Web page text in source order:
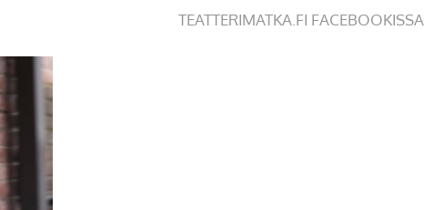
TEATTERIMATKA.FI FACEBOOKISSA